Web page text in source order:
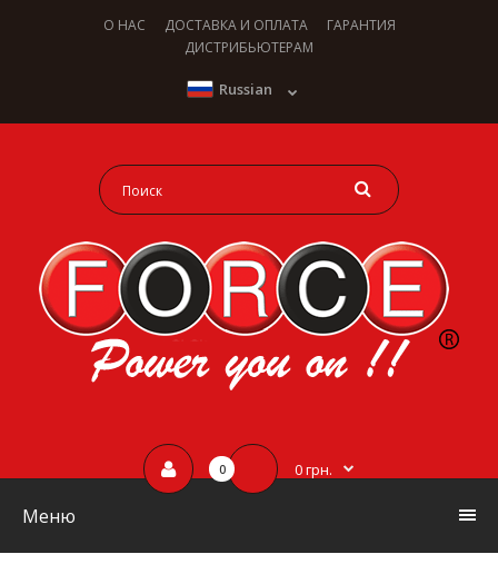
О НАС ДОСТАВКА И ОПЛАТА
ГАРАНТИЯ
ДИСТРИБЬЮТЕРАМ
Russian
0 0 грн.
Меню